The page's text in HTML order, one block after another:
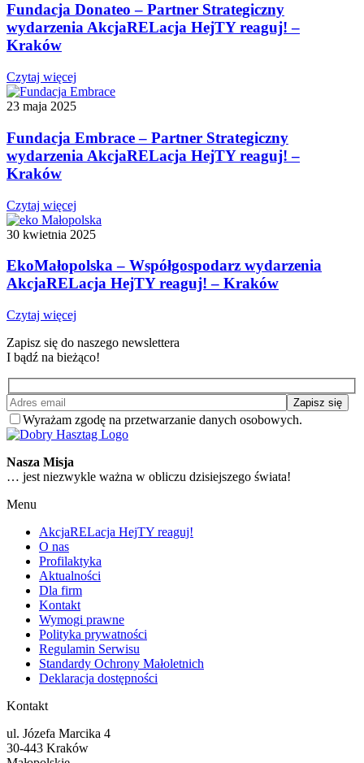
Fundacja Donateo – Partner Strategiczny
wydarzenia AkcjaRELacja HejTY reaguj! –
Kraków
Czytaj więcej
23 maja 2025
Fundacja Embrace – Partner Strategiczny
wydarzenia AkcjaRELacja HejTY reaguj! –
Kraków
Czytaj więcej
30 kwietnia 2025
EkoMałopolska – Współgospodarz wydarzenia
AkcjaRELacja HejTY reaguj! – Kraków
Czytaj więcej
Zapisz się do naszego newslettera
I bądź na bieżąco!
Wyrażam zgodę na przetwarzanie danych osobowych.
Nasza Misja
… jest niezwykle ważna w obliczu dzisiejszego świata!
Menu
AkcjaRELacja HejTY reaguj!
O nas
Profilaktyka
Aktualności
Dla firm
Kontakt
Wymogi prawne
Polityka prywatności
Regulamin Serwisu
Standardy Ochrony Małoletnich
Deklaracja dostępności
Kontakt
ul. Józefa Marcika 4
30-443 Kraków